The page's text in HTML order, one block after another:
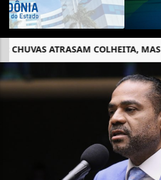
ATRASAM COLHEITA, MAS